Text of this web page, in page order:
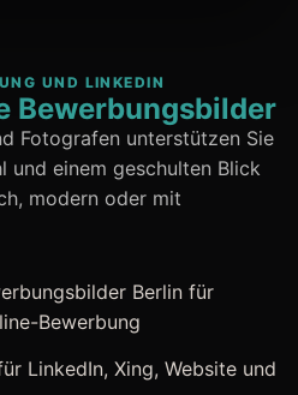
UND LINKEDIN
Bewerbungsbilder
Fotografen unterstützen Sie
und einem geschulten Blick
modern oder mit
Berlin für
Bewerbung
LinkedIn, Xing, Website und